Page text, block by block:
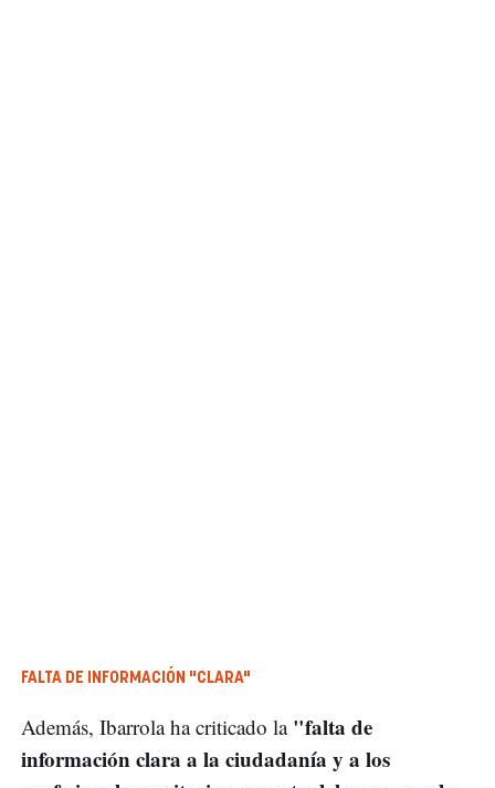
FALTA DE INFORMACIÓN "CLARA"
Además, Ibarrola ha criticado la "falta de
información clara a la ciudadanía y a los